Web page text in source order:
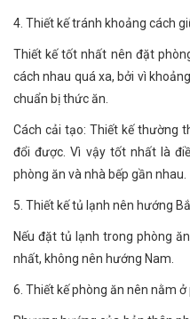
4. Thiết kế tránh khoảng cách
Thiết kế tốt nhất nên đặt
cách nhau quá xa, bởi vì
chuẩn bị thức ăn.
Cách cải tạo: Thiết kế thường
đổi được. Vì vậy tốt nhất là
phòng ăn và nhà bếp gần nhau.
5. Thiết kế tủ lạnh nên hướng
Nếu đặt tủ lạnh trong phòng
nhất, không nên hướng Nam.
6. Thiết kế phòng ăn nên nằm